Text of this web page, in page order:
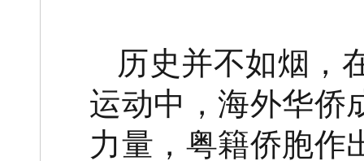
历史并不如烟，
运动中，海外华侨
力量，粤籍侨胞作